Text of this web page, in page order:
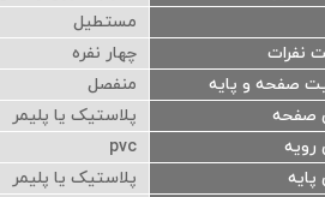
مستطیل
نفرات
چهار نفره
صفحه و پایه
منفصل
صفحه
پلاستیک یا پلیمر
pvc
پلاستیک یا پلیمر